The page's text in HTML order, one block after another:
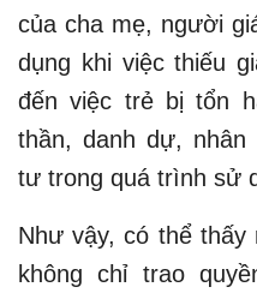
của cha mẹ, người
dụng khi việc thiếu
đến việc trẻ bị tổn
thần, danh dự, nhân
tư trong quá trình sử
Như vậy, có thể thấy
không chỉ trao